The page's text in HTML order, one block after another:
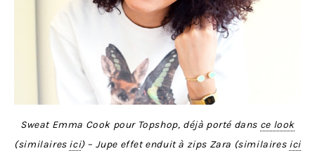
Sweat Emma Cook pour Topshop, déjà porté dans ce look
(similaires ici) – Jupe effet enduit à zips Zara (similaires ici